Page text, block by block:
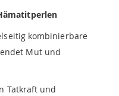
kombinierbare
Mut und
Tatkraft und